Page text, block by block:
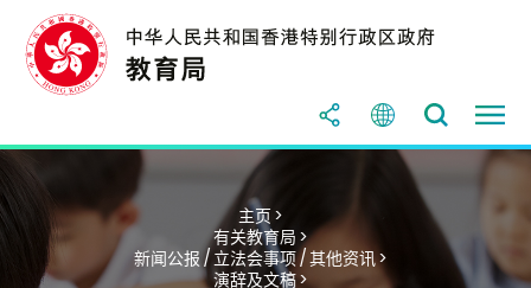
主页 >
有关教育局 >
新闻公报 / 立法会事项 / 其他资讯 >
演辞及文稿 >